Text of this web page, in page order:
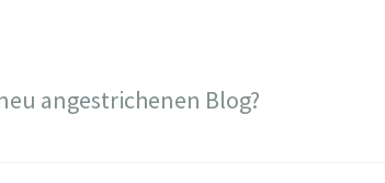
angestrichenen Blog?